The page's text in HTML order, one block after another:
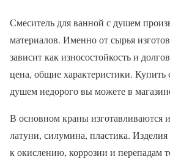
Смеситель для ванной с душем
материалов. Именно от сырья
зависит как износостойкость и
цена, общие характеристики. Купить
душем недорого вы можете в
В основном краны изготавливаются
латуни, силумина, пластика.
к окислению, коррозии и перепадам